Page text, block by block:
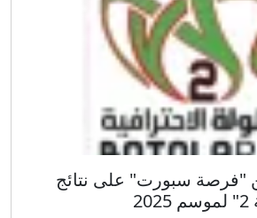
"فرصة سبورت" على نتائج